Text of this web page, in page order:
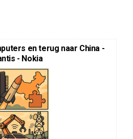
en terug naar China -
- Nokia